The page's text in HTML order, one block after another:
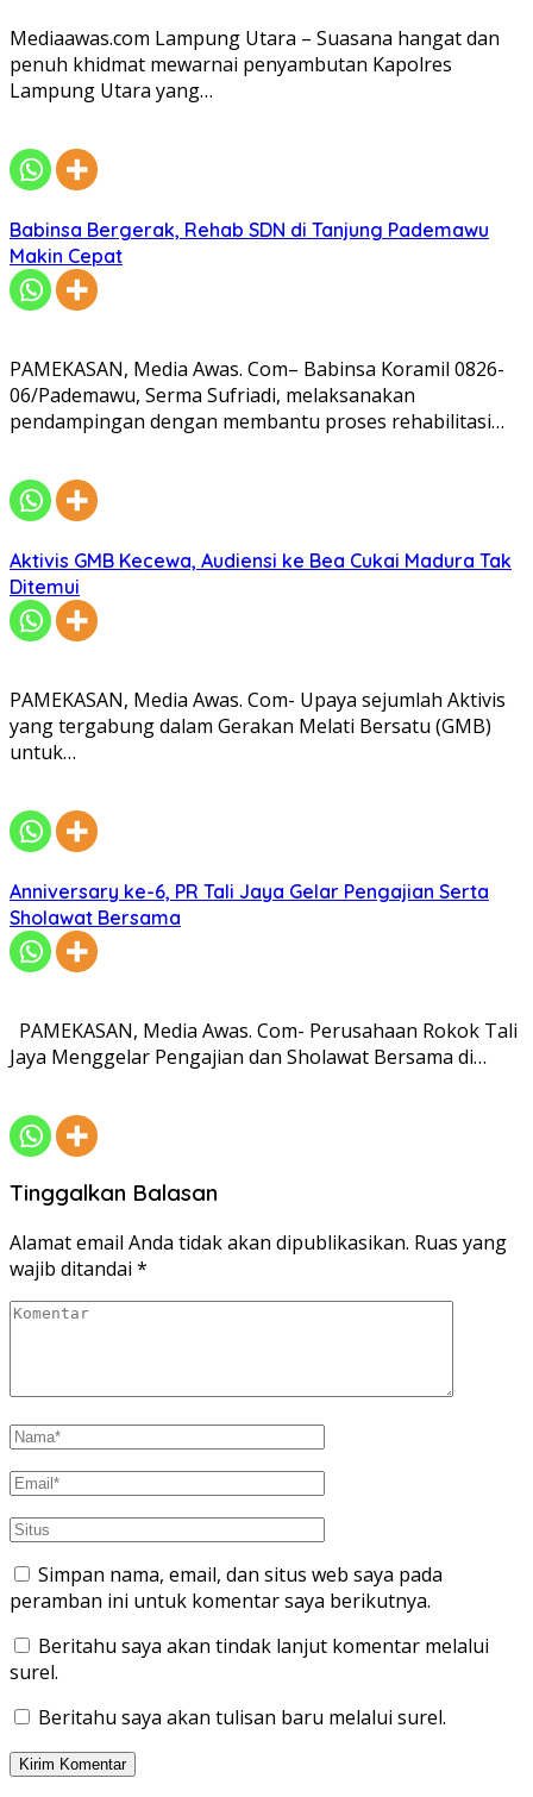
Mediaawas.com Lampung Utara – Suasana hangat dan
penuh khidmat mewarnai penyambutan Kapolres
Lampung Utara yang…
Babinsa Bergerak, Rehab SDN di Tanjung Pademawu
Makin Cepat
PAMEKASAN, Media Awas. Com– Babinsa Koramil 0826-
06/Pademawu, Serma Sufriadi, melaksanakan
pendampingan dengan membantu proses rehabilitasi…
Aktivis GMB Kecewa, Audiensi ke Bea Cukai Madura Tak
Ditemui
PAMEKASAN, Media Awas. Com- Upaya sejumlah Aktivis
yang tergabung dalam Gerakan Melati Bersatu (GMB)
untuk…
Anniversary ke-6, PR Tali Jaya Gelar Pengajian Serta
Sholawat Bersama
PAMEKASAN, Media Awas. Com- Perusahaan Rokok Tali
Jaya Menggelar Pengajian dan Sholawat Bersama di…
Tinggalkan Balasan
Alamat email Anda tidak akan dipublikasikan. Ruas yang
wajib ditandai *
Simpan nama, email, dan situs web saya pada
peramban ini untuk komentar saya berikutnya.
Beritahu saya akan tindak lanjut komentar melalui
surel.
Beritahu saya akan tulisan baru melalui surel.